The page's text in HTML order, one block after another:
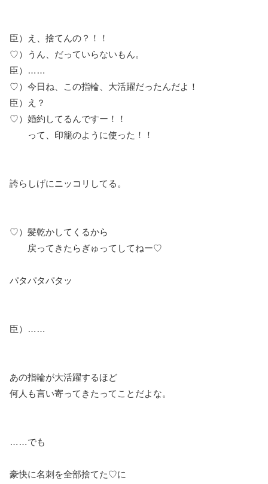
臣）え、捨てんの？！！
♡）うん、だっていらないもん。
臣）……
♡）今日ね、この指輪、大活躍だったんだよ！
臣）え？
♡）婚約してるんですー！！
って、印籠のように使った！！
誇らしげにニッコリしてる。
♡）髪乾かしてくるから
戻ってきたらぎゅってしてねー♡
パタパタパタッ
臣）……
あの指輪が大活躍するほど
何人も言い寄ってきたってことだよな。
……でも
豪快に名刺を全部捨てた♡に